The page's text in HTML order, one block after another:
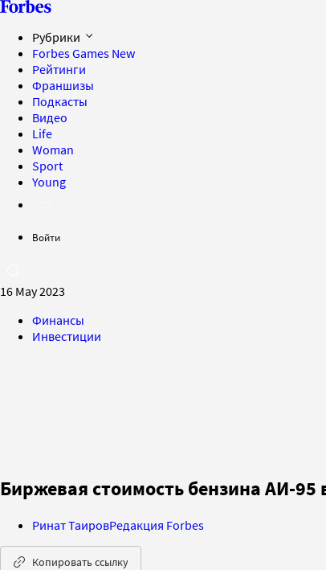
Рубрики
Forbes Games New
Рейтинги
Франшизы
Подкасты
Видео
Life
Woman
Sport
Young
Войти
16 May 2023
Финансы
Инвестиции
Биржевая стоимость бензина АИ-95
Ринат ТаировРедакция Forbes
Копировать ссылку